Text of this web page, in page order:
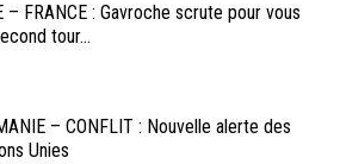
– FRANCE : Gavroche scrute pour vous
tour...
– CONFLIT : Nouvelle alerte des
Unies